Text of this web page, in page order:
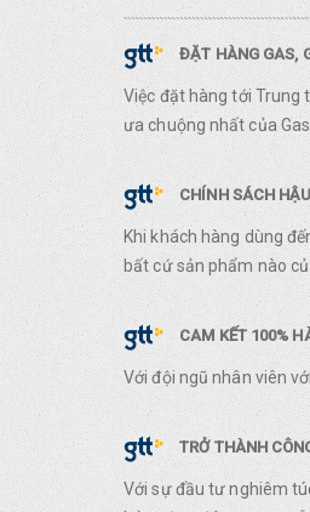
ĐẶT HÀNG GAS,
Việc đặt hàng tới Trung
ưa chuộng nhất của
CHÍNH SÁCH
Khi khách hàng dùng
bất cứ sản phẩm nào
CAM KẾT 100%
Với đội ngũ nhân viên
TRỞ THÀNH
Với sự đầu tư nghiêm